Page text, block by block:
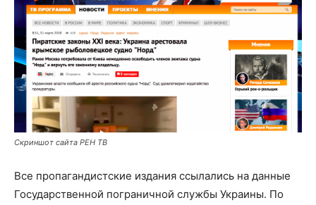
Скриншот сайта РЕН ТВ
Все пропагандистские издания ссылались на данные
Государственной пограничной службы Украины. По